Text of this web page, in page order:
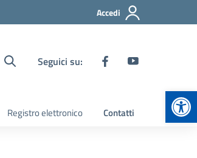
Accedi
Seguici su:
Registro elettronico Contatti